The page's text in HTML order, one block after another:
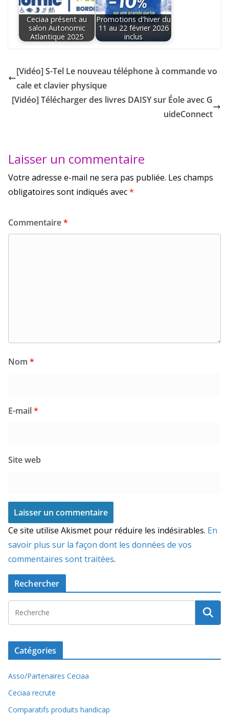
Ceciaa présent au
salon Autonomic
Atlantique 2025
Promotions d'hiver du
11 au 22 février 2026
inclus
[Vidéo] S-Tel Le nouveau téléphone à commande vo
cale et clavier physique
[Vidéo] Télécharger des livres DAISY sur Éole avec G
uideConnect
Laisser un commentaire
Votre adresse e-mail ne sera pas publiée. Les champs
obligatoires sont indiqués avec*
Commentaire*
Nom *
E-mail*
Site web
Ce site utilise Akismet pour réduire les indésirables. En
savoir plus sur la façon dont les données de vos
commentaires sont traitées.
Rechercher
Catégories
Asso/Partenaires Ceciaa
Ceciaa recrute
Comparatifs produits handicap